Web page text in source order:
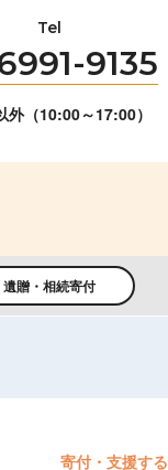
Tel
9135
外（10:00～17:00）
遺贈・相続寄付
寄付・支援する